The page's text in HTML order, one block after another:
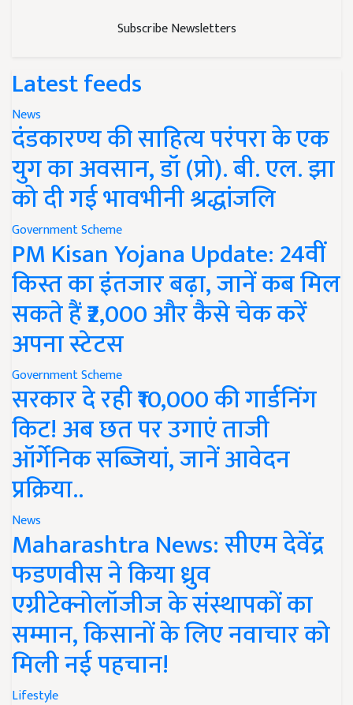
Subscribe Newsletters
Latest feeds
News
दंडकारण्य की साहित्य परंपरा के एक
युग का अवसान, डॉ (प्रो). बी. एल. झा
को दी गई भावभीनी श्रद्धांजलि
Government Scheme
PM Kisan Yojana Update: 24वीं
किस्त का इंतजार बढ़ा, जानें कब मिल
सकते हैं ₹2,000 और कैसे चेक करें
अपना स्टेटस
Government Scheme
सरकार दे रही ₹10,000 की गार्डनिंग
किट! अब छत पर उगाएं ताजी
ऑर्गेनिक सब्जियां, जानें आवेदन
प्रक्रिया..
News
Maharashtra News: सीएम देवेंद्र
फडणवीस ने किया ध्रुव
एग्रीटेक्नोलॉजीज के संस्थापकों का
सम्मान, किसानों के लिए नवाचार को
मिली नई पहचान!
Lifestyle